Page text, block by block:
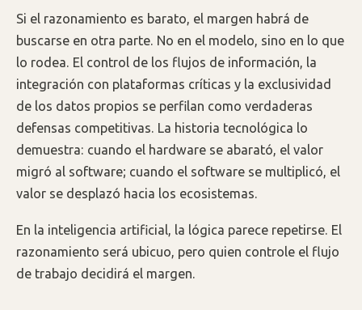
Si el razonamiento es barato, el margen habrá de
buscarse en otra parte. No en el modelo, sino en lo que
lo rodea. El control de los flujos de información, la
integración con plataformas críticas y la exclusividad
de los datos propios se perfilan como verdaderas
defensas competitivas. La historia tecnológica lo
demuestra: cuando el hardware se abarató, el valor
migró al software; cuando el software se multiplicó, el
valor se desplazó hacia los ecosistemas.
En la inteligencia artificial, la lógica parece repetirse. El
razonamiento será ubicuo, pero quien controle el flujo
de trabajo decidirá el margen.